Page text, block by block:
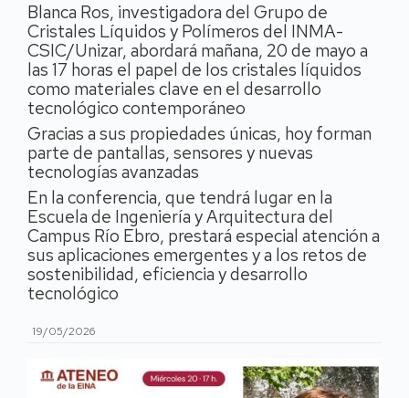
Blanca Ros, investigadora del Grupo de
Cristales Líquidos y Polímeros del INMA-
CSIC/Unizar, abordará mañana, 20 de mayo a
las 17 horas el papel de los cristales líquidos
como materiales clave en el desarrollo
tecnológico contemporáneo
Gracias a sus propiedades únicas, hoy forman
parte de pantallas, sensores y nuevas
tecnologías avanzadas
En la conferencia, que tendrá lugar en la
Escuela de Ingeniería y Arquitectura del
Campus Río Ebro, prestará especial atención a
sus aplicaciones emergentes y a los retos de
sostenibilidad, eficiencia y desarrollo
tecnológico
19/05/2026